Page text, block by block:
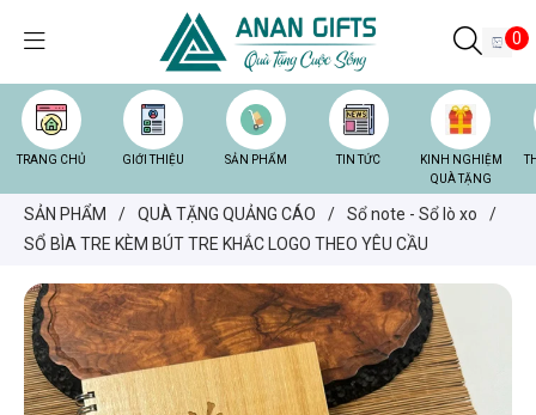
0
TRANG CHỦ GIỚI THIỆU SẢN PHẨM TIN TỨC
KINH NGHIỆM
QUÀ TẶNG
SẢN PHẨM / QUÀ TẶNG QUẢNG CÁO / Sổ note - Sổ lò xo
/
SỔ BÌA TRE KÈM BÚT TRE KHẮC LOGO THEO YÊU CẦU